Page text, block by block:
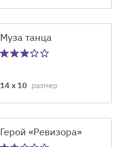
Муза танца
14 x 10 размер
Герой «Ревизора»